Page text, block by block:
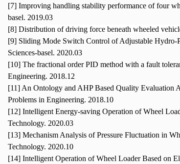
[7] Improving handling stability performance of four
basel. 2019.03
[8] Distribution of driving force beneath wheeled
[9] Sliding Mode Switch Control of Adjustable Hydro-
Sciences-basel. 2020.03
[10] The fractional order PID method with a fault
Engineering. 2018.12
[11] An Ontology and AHP Based Quality Evaluation
Problems in Engineering. 2018.10
[12] Intelligent Energy-saving Operation of Wheel
Technology. 2020.03
[13] Mechanism Analysis of Pressure Fluctuation in
Technology. 2020.10
[14] Intelligent Operation of Wheel Loader Based on